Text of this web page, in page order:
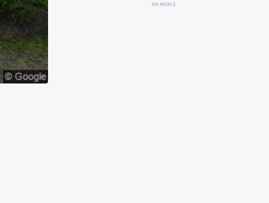
ANNONS